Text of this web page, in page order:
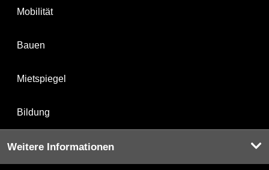
Mobilität
Bauen
Mietspiegel
Bildung
Weitere Informationen